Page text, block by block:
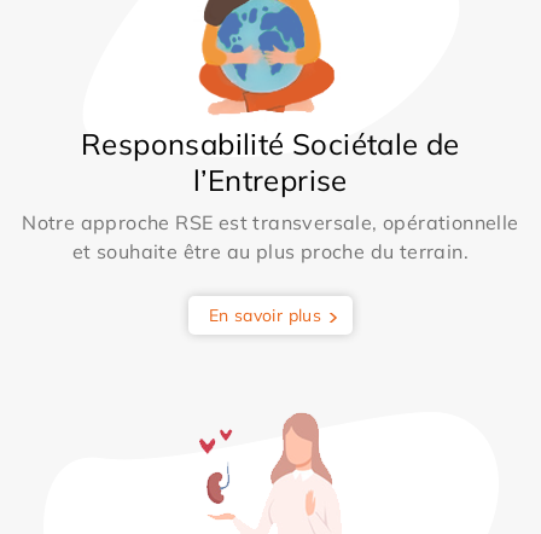
Responsabilité Sociétale de
l’Entreprise
Notre approche RSE est transversale, opérationnelle
et souhaite être au plus proche du terrain.
En savoir plus